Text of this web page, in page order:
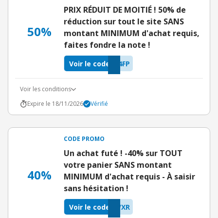
50%
PRIX RÉDUIT DE MOITIÉ ! 50% de
réduction sur tout le site SANS
montant MINIMUM d'achat requis,
faites fondre la note !
4FP
Voir le code
Voir les conditions
Expire le 18/11/2026
Vérifié
40%
CODE PROMO
Un achat futé ! -40% sur TOUT
votre panier SANS montant
MINIMUM d'achat requis - À saisir
sans hésitation !
WXR
Voir le code